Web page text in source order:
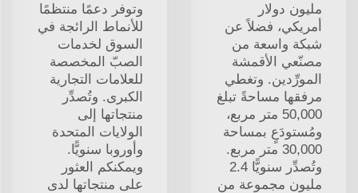
مليون دولار
أمريكي، فضلاً عن
شبكة واسعة من
مصنّعي الأقمشة
المورِّدين. وتغطي
مرفقها مساحةً تبلغ
50,000 متر مربع،
ومُستودَعٍ بمساحة
30,000 متر مربع.
وتُصدِّر سنويًّا 2.4
مليون مجموعة من
وتوفر دعمًا منتظمًا
للأنماط الرائجة في
السوق لخدمات
الصبّ المخصصة
للعلامات التجارية
الكبرى. وتُصدِّر
منتجاتها إلى
الولايات المتحدة
وأوروبا سنويًّا.
ويمكنكم العثور
على منتجاتها لدى